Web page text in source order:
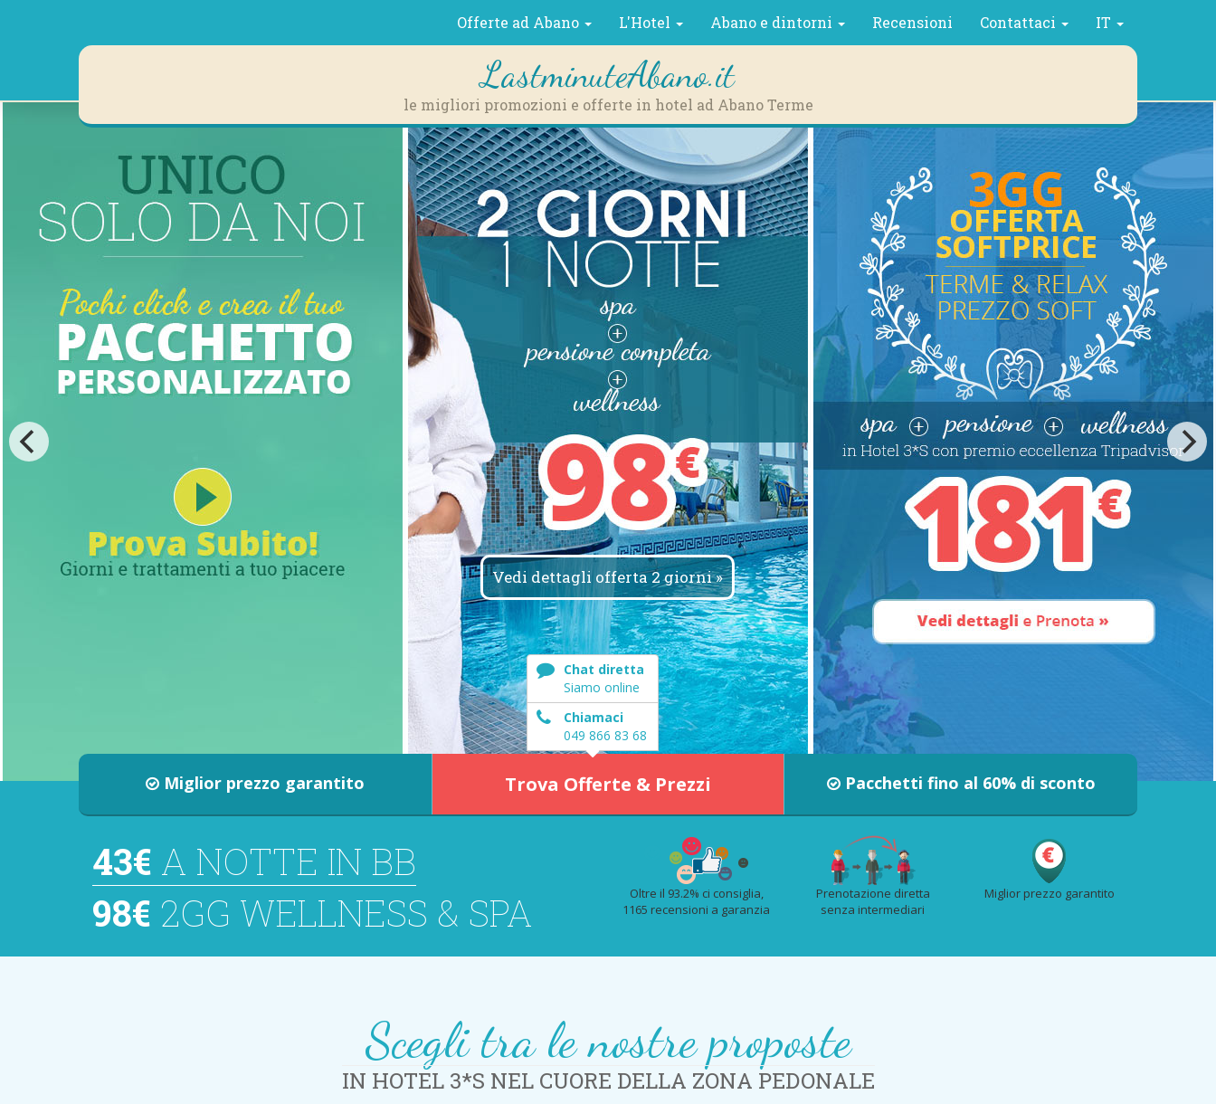
Offerte ad Abano L'Hotel Abano e dintorni Recensioni Contattaci IT
LastminuteAbano.it
le migliori promozioni e offerte in hotel ad Abano Terme
Vedi dettagli offerta 2 giorni »
Miglior prezzo garantito
Chat diretta
Siamo online
Chiamaci
049 866 83 68
Trova Offerte & Prezzi Pacchetti fino al 60% di sconto
43€ A NOTTE IN BB
98€ 2GG WELLNESS & SPA
Oltre il 93.2% ci consiglia,
1165 recensioni a garanzia
Prenotazione diretta
senza intermediari
Miglior prezzo garantito
Scegli tra le nostre proposte
IN HOTEL 3*S NEL CUORE DELLA ZONA PEDONALE